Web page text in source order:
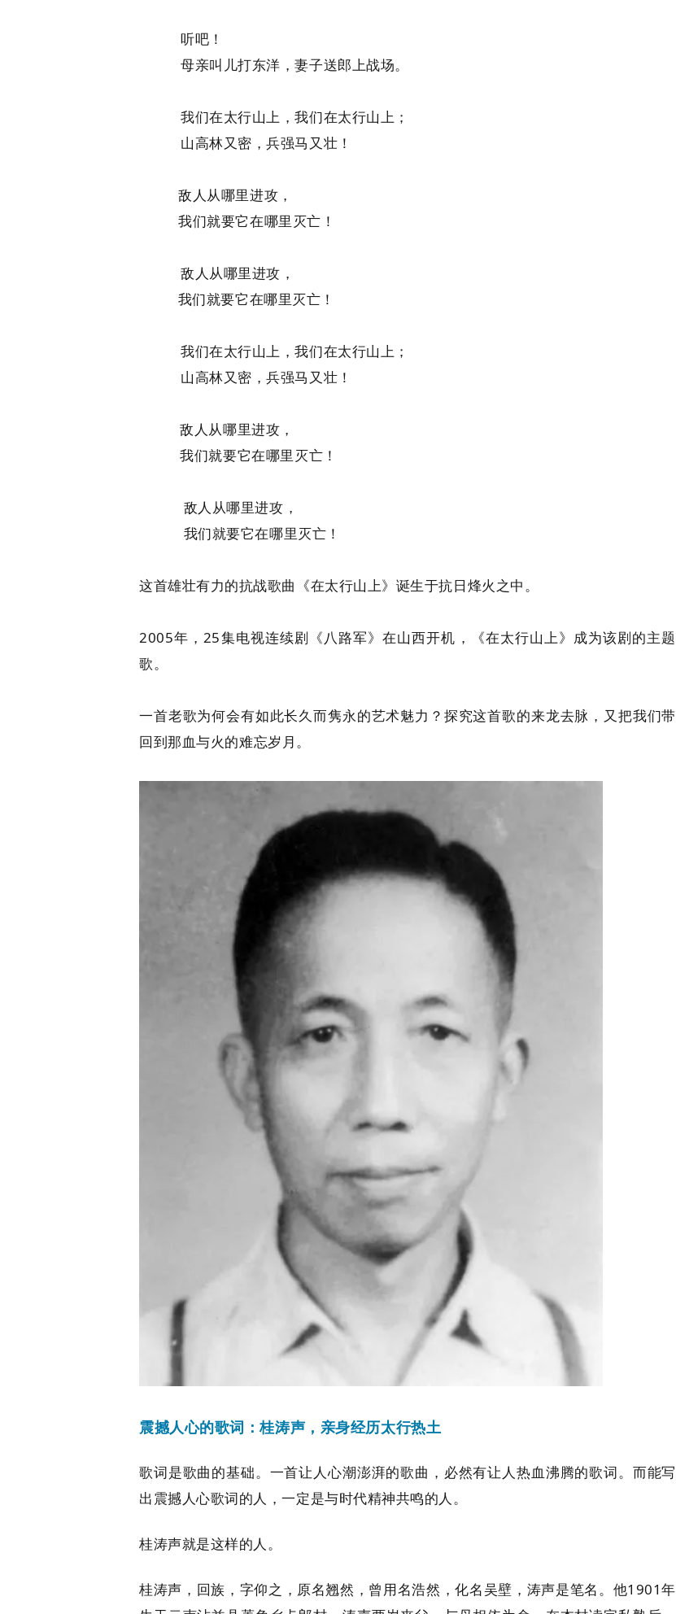
听吧！
母亲叫儿打东洋，妻子送郎上战场。
我们在太行山上，我们在太行山上；
山高林又密，兵强马又壮！
敌人从哪里进攻，
我们就要它在哪里灭亡！
敌人从哪里进攻，
我们就要它在哪里灭亡！
我们在太行山上，我们在太行山上；
山高林又密，兵强马又壮！
敌人从哪里进攻，
我们就要它在哪里灭亡！
敌人从哪里进攻，
我们就要它在哪里灭亡！
这首雄壮有力的抗战歌曲《在太行山上》诞生于抗日烽火之中。
2005年，25集电视连续剧《八路军》在山西开机，《在太行山上》成为该剧的主题
歌。
一首老歌为何会有如此长久而隽永的艺术魅力？探究这首歌的来龙去脉，又把我们带
回到那血与火的难忘岁月。
震撼人心的歌词：桂涛声，亲身经历太行热土
歌词是歌曲的基础。一首让人心潮澎湃的歌曲，必然有让人热血沸腾的歌词。而能写
出震撼人心歌词的人，一定是与时代精神共鸣的人。
桂涛声就是这样的人。
桂涛声，回族，字仰之，原名翘然，曾用名浩然，化名吴壁，涛声是笔名。他1901年